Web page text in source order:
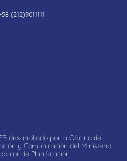
​(212)9011111
desarrollado por la Oficina de
y Comunicación del Ministerio
de Planificación